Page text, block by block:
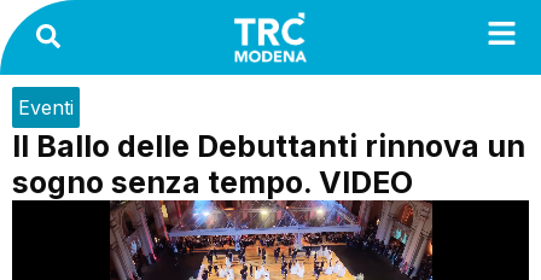
Eventi
Il Ballo delle Debuttanti rinnova un
sogno senza tempo. VIDEO